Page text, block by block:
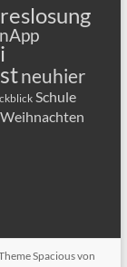
neuhier
Schule
Weihnachten
Spaciousvon